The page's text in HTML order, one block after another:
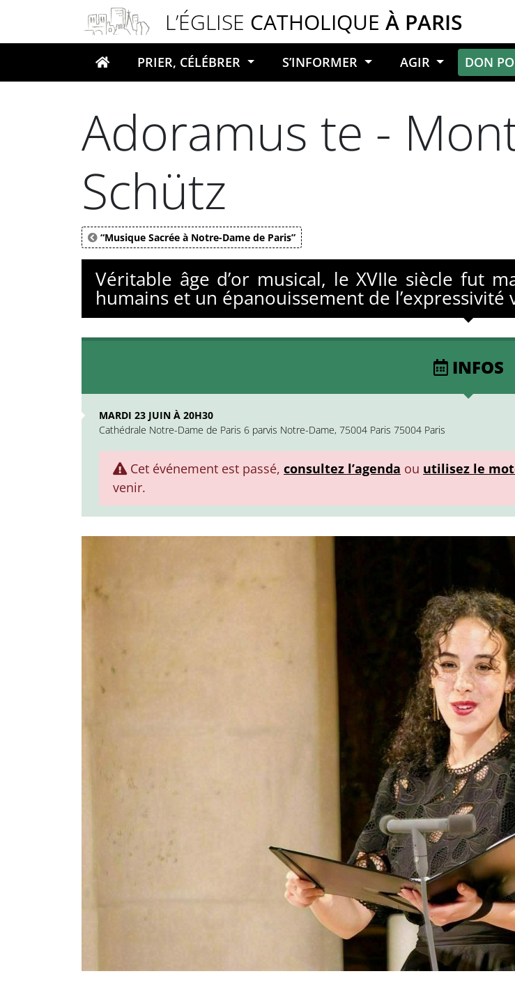
L’ÉGLISE CATHOLIQUE À PARIS
Votre recherche
PRIER, CÉLÉBRER S’INFORMER AGIR DON
Adoramus te -
Schütz
“Musique Sacrée à Notre-Dame de Paris”
Véritable âge d’or musical, le XVIIe siècle fut
humains et un épanouissement de l’expressivité
INFOS
MARDI 23 JUIN À 20H30
Cathédrale Notre-Dame de Paris 6 parvis Notre-Dame, 75004 Paris 75004 Paris
Cet événement est passé, consultez l’agenda ou utilisez le
venir.
Panneau de gestion des cookies